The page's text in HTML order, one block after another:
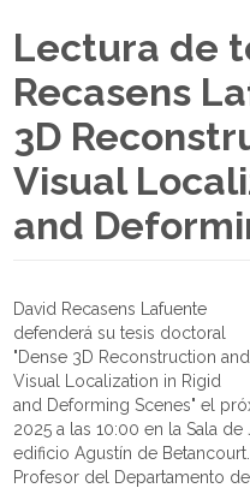
Lectura de
Recasens
3D
Visual
and
David Recasens Lafuente
defenderá su tesis doctoral
"Dense 3D Reconstruction and
Visual Localization in Rigid
and Deforming Scenes" el
2025 a las 10:00 en la Sala
edificio Agustín de
Profesor del Departamento